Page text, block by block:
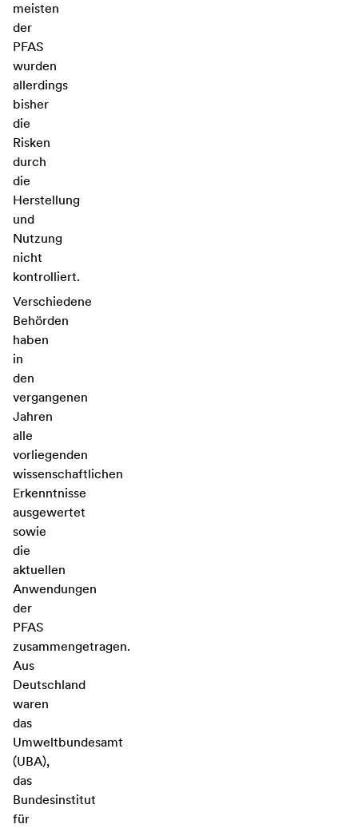
meisten
der
PFAS
wurden
allerdings
bisher
die
Risken
durch
die
Herstellung
und
Nutzung
nicht
kontrolliert.
Verschiedene
Behörden
haben
in
den
vergangenen
Jahren
alle
vorliegenden
wissenschaftlichen
Erkenntnisse
ausgewertet
sowie
die
aktuellen
Anwendungen
der
PFAS
zusammengetragen.
Aus
Deutschland
waren
das
Umweltbundesamt
(UBA),
das
Bundesinstitut
für